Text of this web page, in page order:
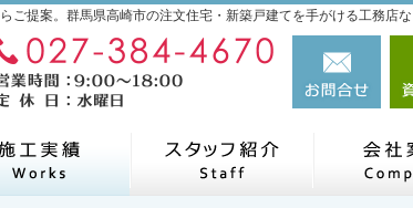
ご提案。群馬県高崎市の注文住宅・新築戸建てを手がける工務店な
027-384-
営業時間